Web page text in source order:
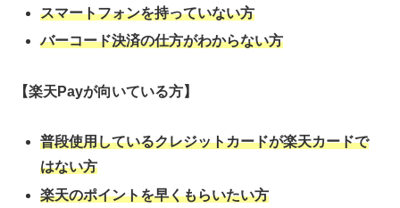
スマートフォンを持っていない方
バーコード決済の仕方がわからない方
【楽天Payが向いている方】
普段使用しているクレジットカードが楽天カードで
はない方
楽天のポイントを早くもらいたい方